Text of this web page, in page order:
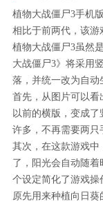
植物大战僵尸3手机
相比于前两代，该游
植物大战僵尸3虽然
大战僵尸3》将采用
落，并统一改为自动
首先，从图片可以看
以前的横版，变成
许多，不再需要两只
其次，在这款游戏
了，阳光会自动随
个设定简化了游戏
原先用来种植向日